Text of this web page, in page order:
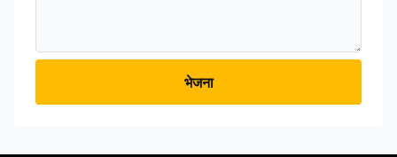
भेजना